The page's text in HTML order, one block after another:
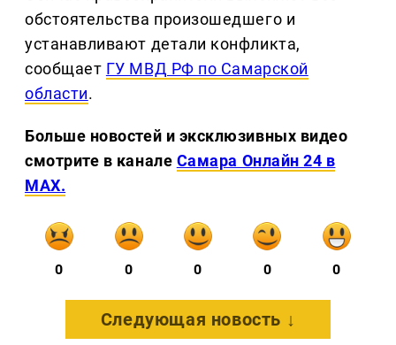
обстоятельства произошедшего и
устанавливают детали конфликта,
сообщает ГУ МВД РФ по Самарской
области.
Больше новостей и эксклюзивных видео
смотрите в канале Самара Онлайн 24 в
MAX.
0 0 0 0 0
Следующая новость ↓